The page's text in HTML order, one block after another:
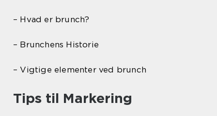
– Hvad er brunch?
– Brunchens Historie
– Vigtige elementer ved brunch
Tips til Markering